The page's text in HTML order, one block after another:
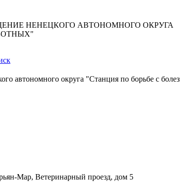
НЕНЕЦКОГО АВТОНОМНОГО ОКРУГА
автономного округа "Станция по борьбе с
Мар, Ветеринарный проезд, дом 5